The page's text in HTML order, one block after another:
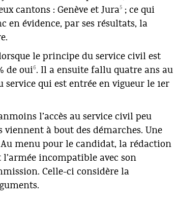
cantons : Genève et Jura5 ; ce qui
en évidence, par ses résultats, la
le principe du service civil est
de oui6. Il a ensuite fallu quatre ans au
qui est entrée en vigueur le 1er
l’accès au service civil peu
à bout des démarches. Une
menu pour le candidat, la rédaction
incompatible avec son
Celle-ci considère la